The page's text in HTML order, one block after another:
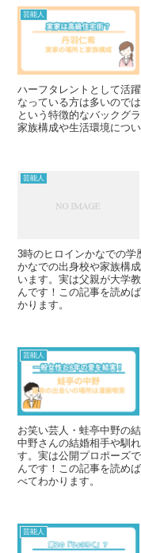
芸能人
ハーフタレントとして活
なっている方は多いので
という特徴的なバックグ
家族構成や生活環境につ
芸能人
3時のヒロインかなでの学
かなでの出身校や家族構
います。実は父親が大学
んです！この記事を読め
かります。
芸能人
お笑い芸人・蛙亭中野の
中野さんの結婚相手や馴
す。実は公開プロポーズ
んです！この記事を読め
べてわかります。
芸能人